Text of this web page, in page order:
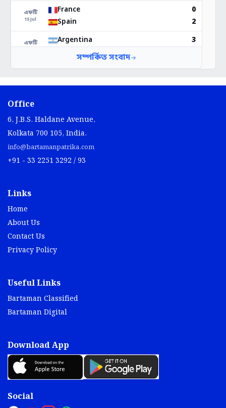
Office
6, J.B.S. Haldane Avenue,
Kolkata 700 105, India.
info@bartamanpatrika.com
+91 - 33 2251 3292 / 93
Links
Home
About Us
Contact Us
Privacy Policy
Useful Links
Bartaman Classified
Bartaman Digital
Download App
Social